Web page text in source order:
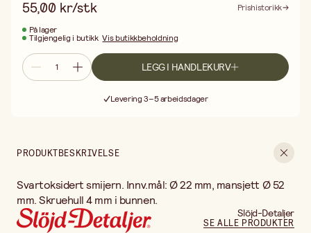
55,00 kr/stk
Prishistorikk
På lager
Tilgjengelig i butikk Vis butikkbeholdning
LEGG I HANDLEKURV
Levering 3–5 arbeidsdager
PRODUKTBESKRIVELSE
Svartoksidert smijern. Innv.mål: Ø 22 mm, mansjett Ø 52
mm. Skruehull 4 mm i bunnen.
Slöjd-Detaljer
SE ALLE PRODUKTER